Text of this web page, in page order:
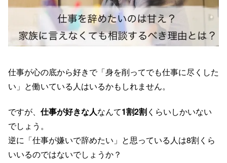
仕事が心の底から好きで「身を削ってでも仕事に尽くした
い」と働いている人はいるかもしれません。
ですが、 仕事が好きな人なんて1割2割くらいしかいない
でしょう。
逆に「仕事が嫌いで辞めたい」と思っている人は8割くら
いいるのではないでしょうか？